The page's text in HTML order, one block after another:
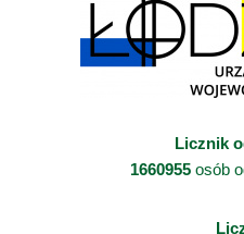
Licznik
1660955osób